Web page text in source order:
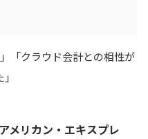
「クラウド会計との相性が
メリカン・エキスプレ